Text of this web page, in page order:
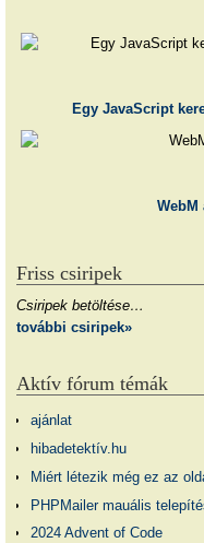
Egy JavaScript
WebM
Friss csiripek
Csiripek betöltése…
további csiripek»
Aktív fórum témák
ajánlat
hibadetektív.hu
Miért létezik még ez az
PHPMailer mauális
2024 Advent of Code